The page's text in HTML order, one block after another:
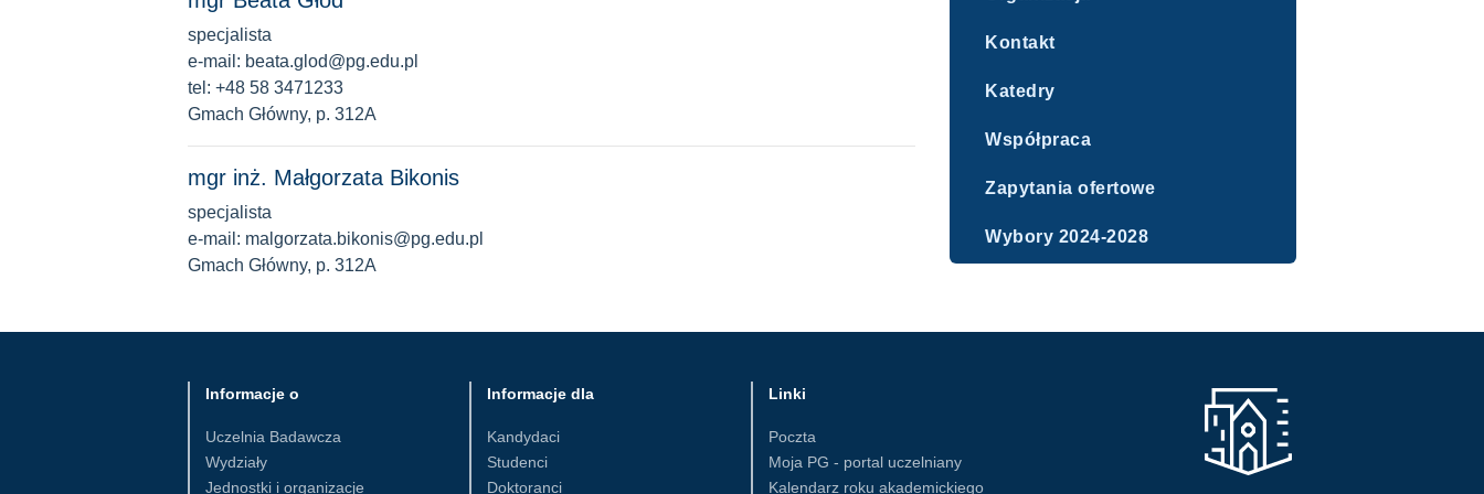
Kontakt
Katedry
Współpraca
Zapytania ofertowe
Wybory 2024-2028
specjalista
e-mail: beata.glod@pg.edu.pl
tel: +48 58 3471233
Gmach Główny, p. 312A
mgr inż. Małgorzata Bikonis
specjalista
e-mail: malgorzata.bikonis@pg.edu.pl
Gmach Główny, p. 312A
Informacje o
Uczelnia Badawcza
Wydziały
Jednostki i organizacje
Informacje dla
Kandydaci
Studenci
Doktoranci
Linki
Poczta
Moja PG - portal uczelniany
Kalendarz roku akademickiego